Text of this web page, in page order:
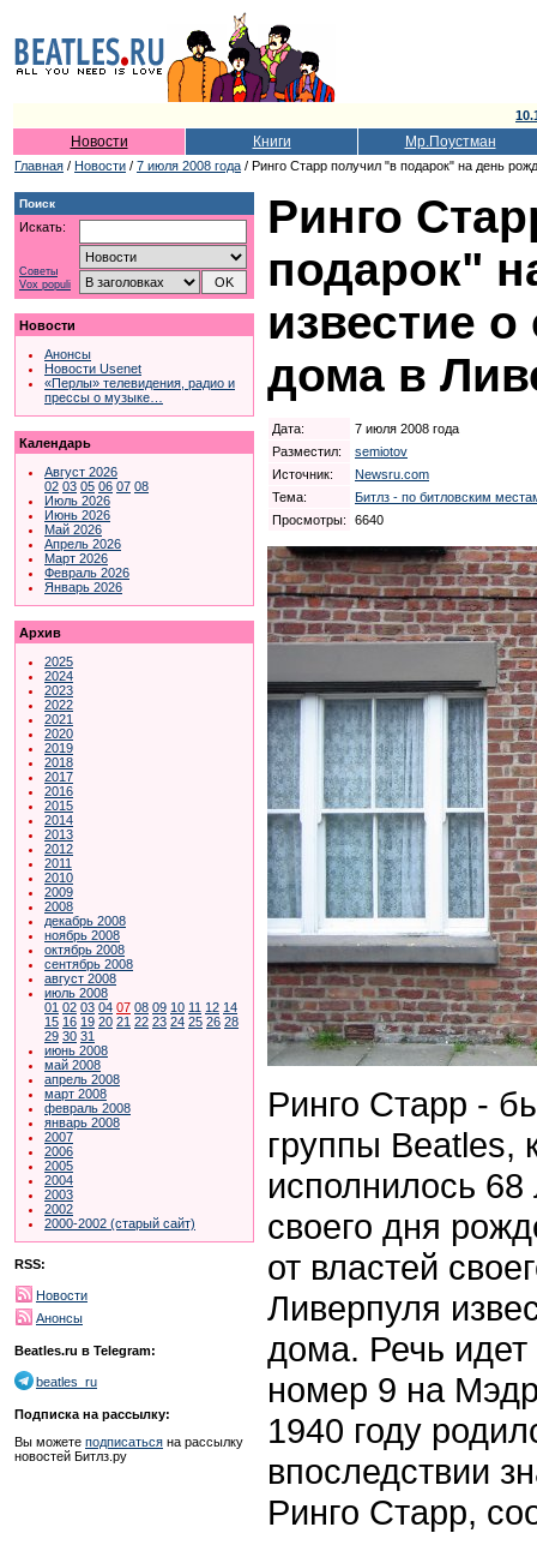
Новости Книги Мр.Поустман
Главная / Новости / 7 июля 2008 года / Ринго Старр получил "в подарок" на день
Поиск
Искать:
Советы
Vox populi
Новости
Анонсы
Новости Usenet
«Перлы» телевидения, радио и
прессы о музыке…
Календарь
Август 2026
02 03 05 06 07 08
Июль 2026
Июнь 2026
Май 2026
Апрель 2026
Март 2026
Февраль 2026
Январь 2026
Архив
2025
2024
2023
2022
2021
2020
2019
2018
2017
2016
2015
2014
2013
2012
2011
2010
2009
2008
декабрь 2008
ноябрь 2008
октябрь 2008
сентябрь 2008
август 2008
июль 2008
01 02 03 04 07 08 09 10 11 12 14
15 16 19 20 21 22 23 24 25 26 28
29 30 31
июнь 2008
май 2008
апрель 2008
март 2008
февраль 2008
январь 2008
2007
2006
2005
2004
2003
2002
2000-2002 (старый сайт)
RSS:
Новости
Анонсы
Beatles.ru в Telegram:
beatles_ru
Подписка на рассылку:
Вы можете подписаться на рассылку
новостей Битлз.ру
Ринго
подарок"
известие
дома в
Дата:
7 июля 2008 года
Разместил:
semiotov
Источник:
Newsru.com
Тема:
Битлз - по битловским
Просмотры:
6640
Ринго Старр -
группы Beatles,
исполнилось 68
своего дня
от властей
Ливерпуля
дома. Речь
номер 9 на
1940 году
впоследствии
Ринго Старр,